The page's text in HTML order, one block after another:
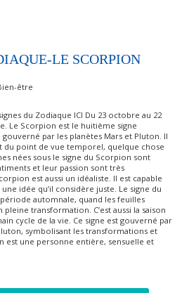
LE SCORPION
être
du Zodiaque ICI Du 23 octobre au 22
Le Scorpion est le huitième signe
gouverné par les planètes Mars et Pluton. Il
du point de vue temporel, quelque chose
nées sous le signe du Scorpion sont
et leur passion sont très
est aussi un idéaliste. Il est capable
idée qu’il considère juste. Le signe du
automnale, quand les feuilles
transformation. C’est aussi la saison
cycle de la vie. Ce signe est gouverné par
symbolisant les transformations et
est une personne entière, sensuelle et